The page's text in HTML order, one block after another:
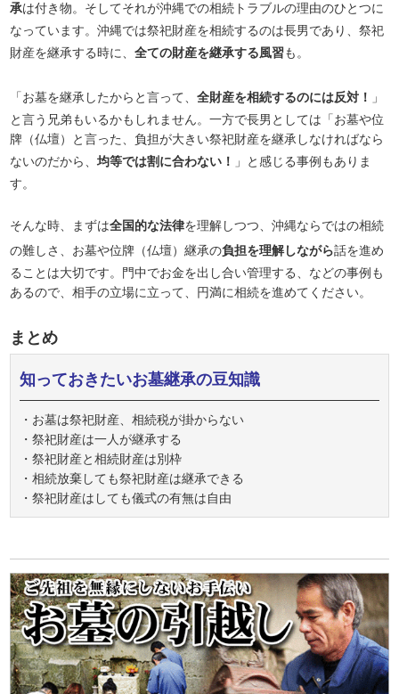
承は付き物。そしてそれが沖縄での相続トラブルの理由のひとつに
なっています。沖縄では祭祀財産を相続するのは長男であり、祭祀
財産を継承する時に、全ての財産を継承する風習も。
「お墓を継承したからと言って、全財産を相続するのには反対！
」
と言う兄弟もいるかもしれません。一方で長男としては「お墓や位
牌（仏壇）と言った、負担が大きい祭祀財産を継承しなければなら
ないのだから、均等では割に合わない！
」と感じる事例もありま
す。
そんな時、まずは全国的な法律を理解しつつ、沖縄ならではの相続
の難しさ、お墓や位牌（仏壇）継承の負担を理解しながら話を進め
ることは大切です。門中でお金を出し合い管理する、などの事例も
あるので、相手の立場に立って、円満に相続を進めてください。
まとめ
知っておきたいお墓継承の豆知識
・お墓は祭祀財産、相続税が掛からない
・祭祀財産は一人が継承する
・祭祀財産と相続財産は別枠
・相続放棄しても祭祀財産は継承できる
・祭祀財産はしても儀式の有無は自由